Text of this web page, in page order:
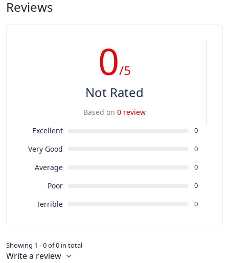
Reviews
0/5
Not Rated
Based on 0 review
Excellent
0
Very Good 0
Average 0
Poor 0
Terrible 0
Showing 1 - 0 of 0 in total
Write a review